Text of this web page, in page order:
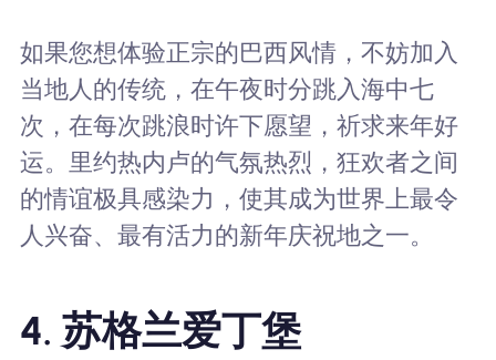
如果您想体验正宗的巴西风情，不妨加入
当地人的传统，在午夜时分跳入海中七
次，在每次跳浪时许下愿望，祈求来年好
运。里约热内卢的气氛热烈，狂欢者之间
的情谊极具感染力，使其成为世界上最令
人兴奋、最有活力的新年庆祝地之一。
4. 苏格兰爱丁堡